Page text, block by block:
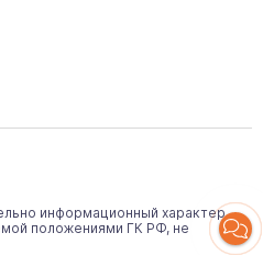
информационный характер.
положениями ГК РФ, не